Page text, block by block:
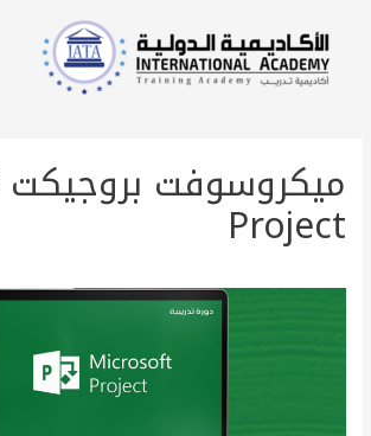
Project